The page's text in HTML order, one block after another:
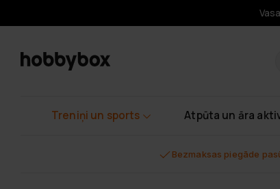
Treniņi un sports Atpūta un āra
Bezmaksas piegāde